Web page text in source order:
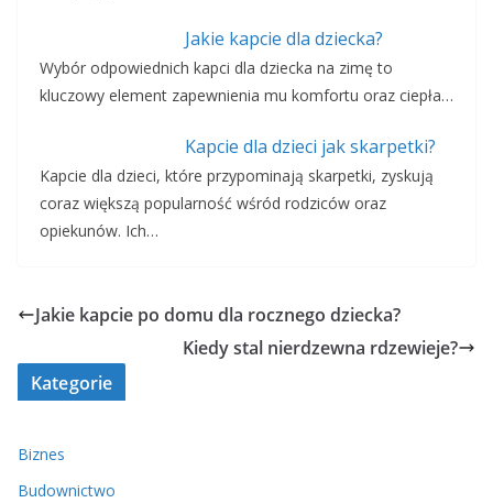
Jakie kapcie dla dziecka?
Wybór odpowiednich kapci dla dziecka na zimę to
kluczowy element zapewnienia mu komfortu oraz ciepła…
Kapcie dla dzieci jak skarpetki?
Kapcie dla dzieci, które przypominają skarpetki, zyskują
coraz większą popularność wśród rodziców oraz
opiekunów. Ich…
Jakie kapcie po domu dla rocznego dziecka?
Kiedy stal nierdzewna rdzewieje?
Kategorie
Biznes
Budownictwo